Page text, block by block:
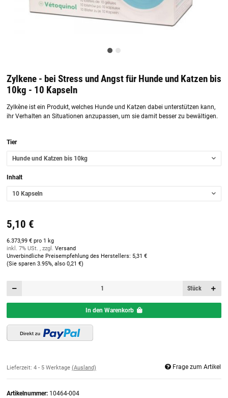
Zylkene - bei Stress und Angst für Hunde und Katzen bis
10kg - 10 Kapseln
Zylkène ist ein Produkt, welches Hunde und Katzen dabei unterstützen kann,
ihr Verhalten an Situationen anzupassen, um sie damit besser zu bewältigen.
Tier
Hunde und Katzen bis 10kg
Inhalt
10 Kapseln
5,10 €
6.373,99 € pro 1 kg
inkl. 7% USt. , zzgl. Versand
Unverbindliche Preisempfehlung des Herstellers: 5,31 €
(Sie sparen 3.95%, also 0,21 €)
Stück
In den Warenkorb
Lieferzeit: 4 - 5 Werktage (Ausland) Frage zum Artikel
Artikelnummer: 10464-004